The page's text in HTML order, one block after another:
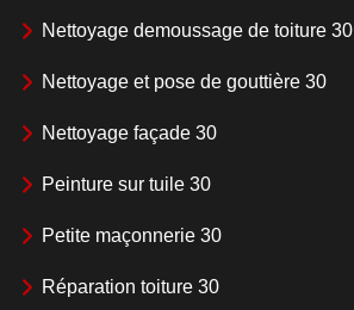
Nettoyage demoussage de toiture 30
Nettoyage et pose de gouttière 30
Nettoyage façade 30
Peinture sur tuile 30
Petite maçonnerie 30
Réparation toiture 30